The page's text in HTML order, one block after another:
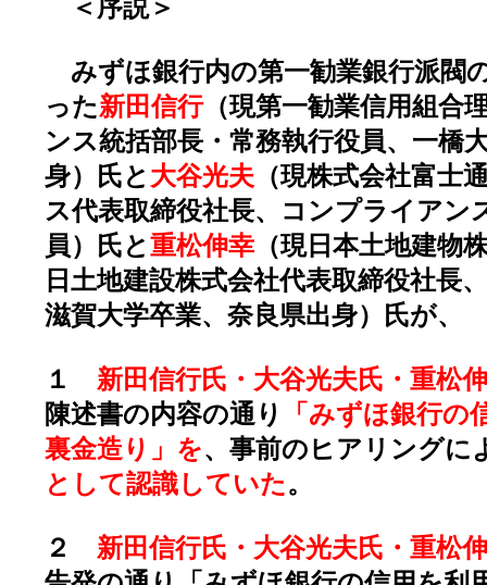
＜序説＞
みずほ銀行内の第一勧業銀行派閥
った新田信行（現第一勧業信用組合
ンス統括部長・常務執行役員、一橋
身）氏と 大谷光夫 （現株式会社富士
ス代表取締役社長、コンプライアン
員）氏と重松伸幸 （現日本土地建物
日土地建設株式会社代表取締役社長
滋賀大学卒業、奈良県出身）氏が、
１ 新田信行氏・大谷光夫氏・重松
陳述書の内容の通り
「みずほ銀行の
裏金造り」を、事前のヒアリングに
として認識していた。
２ 新田信行氏・大谷光夫氏・重松